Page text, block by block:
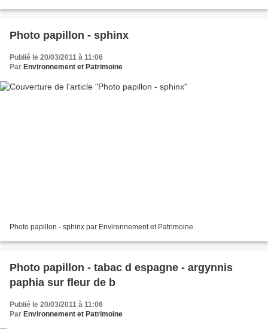
Photo papillon - sphinx
Publié le 20/03/2011 à 11:06
Par Environnement et Patrimoine
Photo papillon - sphinx par Environnement et Patrimoine
Photo papillon - tabac d espagne - argynnis
paphia sur fleur de b
Publié le 20/03/2011 à 11:06
Par Environnement et Patrimoine